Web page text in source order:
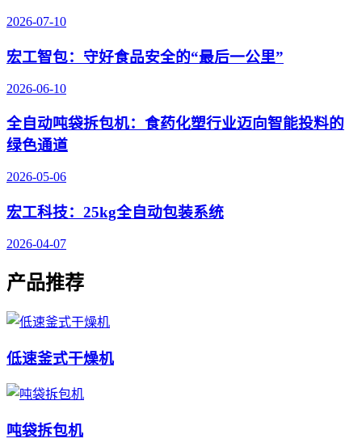
2026-07-10
宏工智包：守好食品安全的“最后一公里”
2026-06-10
全自动吨袋拆包机：食药化塑行业迈向智能投料的
绿色通道
2026-05-06
宏工科技：25kg全自动包装系统
2026-04-07
产品推荐
低速釜式干燥机
吨袋拆包机